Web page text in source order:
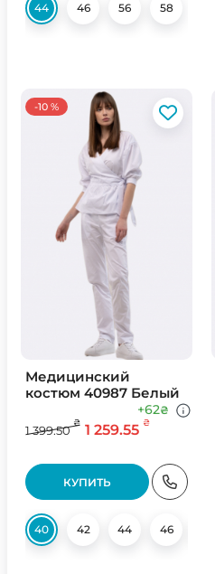
44 46 56 58
-10 %
Медицинский
костюм 40987 Белый
1 399.50
₴ 1 259.55 ₴
+62₴
КУПИТЬ
40 42 44 46